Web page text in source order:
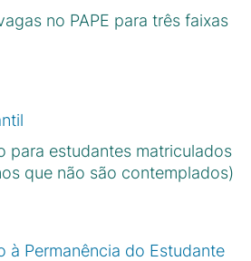
no PAPE para três faixas
para estudantes matriculados
que não são contemplados)
à Permanência do Estudante